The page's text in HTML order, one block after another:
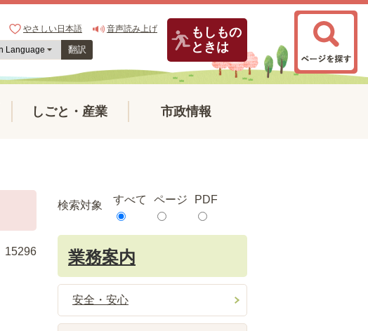
やさしい日本語 音声読み上げ
翻訳
もしもの
ときは
しごと・産業 市政情報
15296
検索対象 すべて ページ PDF
業務案内
安全・安心